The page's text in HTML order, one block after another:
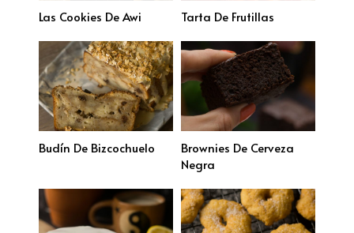
Las Cookies De Awi Tarta De Frutillas
Budín De Bizcochuelo
Brownies De Cerveza
Negra